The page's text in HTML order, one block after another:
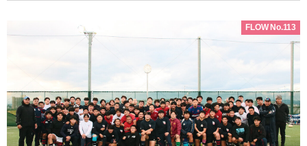
FLOW No.113